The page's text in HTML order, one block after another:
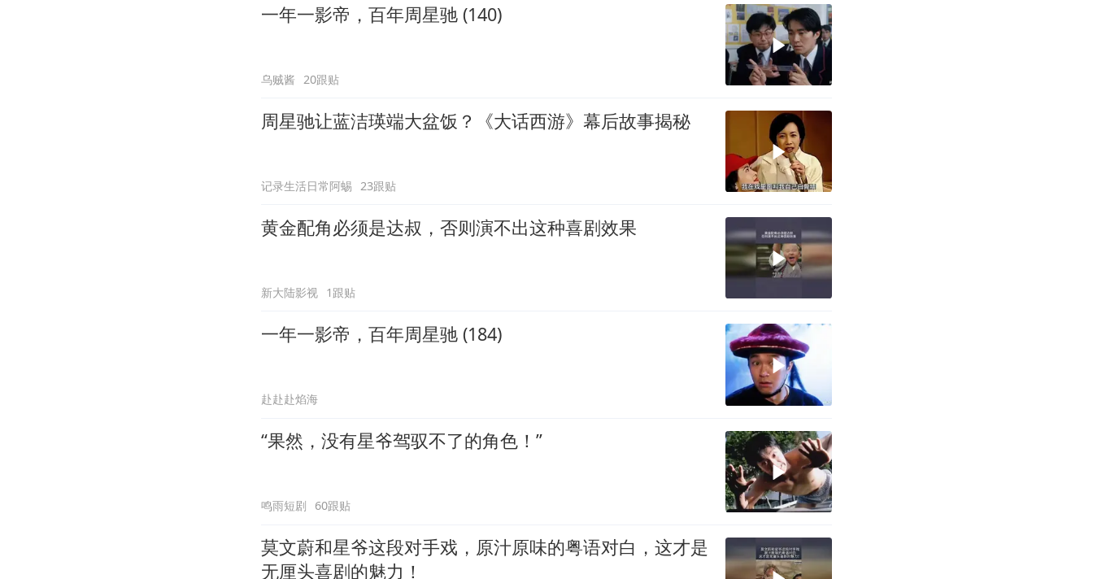
一年一影帝，百年周星驰 (140)
乌贼酱 20跟贴
周星驰让蓝洁瑛端大盆饭？《大话西游》幕后故事揭秘
记录生活日常阿蜴 23跟贴
黄金配角必须是达叔，否则演不出这种喜剧效果
新大陆影视 1跟贴
一年一影帝，百年周星驰 (184)
赴赴赴焰海
“果然，没有星爷驾驭不了的角色！”
鸣雨短剧 60跟贴
莫文蔚和星爷这段对手戏，原汁原味的粤语对白，这才是
无厘头喜剧的魅力！